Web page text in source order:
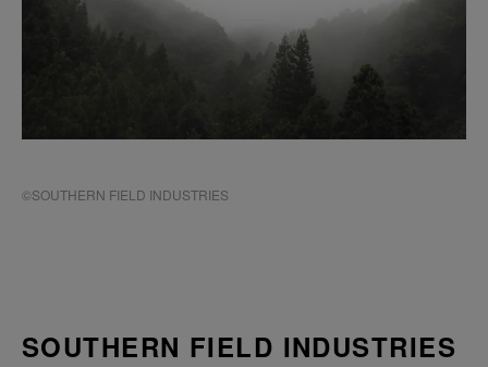
©SOUTHERN FIELD INDUSTRIES
SOUTHERN FIELD INDUSTRIES